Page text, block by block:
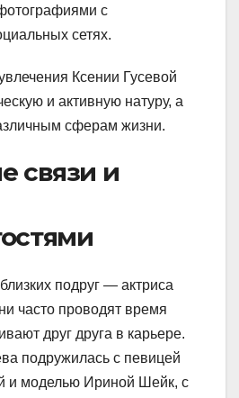
с
сетях.
Ксении Гусевой
и активную натуру, а
сферам жизни.
связи и
подруг — актриса
часто проводят время
друг друга в карьере.
подружилась с певицей
и моделью Ириной Шейк, с